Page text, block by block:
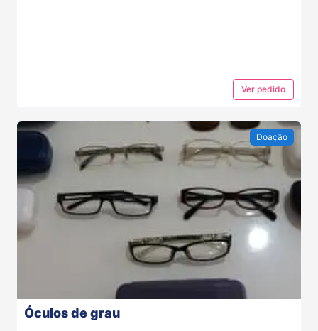
Ver pedido
Doação
Óculos de grau